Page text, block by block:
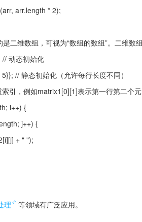
arr.length * 2);
二维数组，可视为“数组的数组”。二维数
// 动态初始化
5}}; // 静态初始化（允许每行长度不同）
引，例如matrix1[0][1]表示第一行第二个
i++) {
j++) {
+ " ");
理
等领域有广泛应用。